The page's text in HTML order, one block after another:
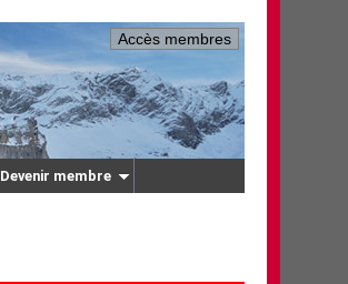
Accès membres
Devenir membre